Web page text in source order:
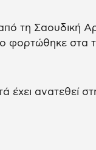
τη Σαουδική
φορτώθηκε στα
έχει ανατεθεί